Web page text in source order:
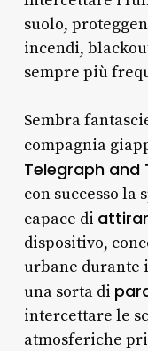
suolo,
incendi,
sempre più
Sembra
compagnia
Telegraph and
con successo la
capace di
dispositivo,
urbane durante
una sorta di
intercettare le
atmosferiche